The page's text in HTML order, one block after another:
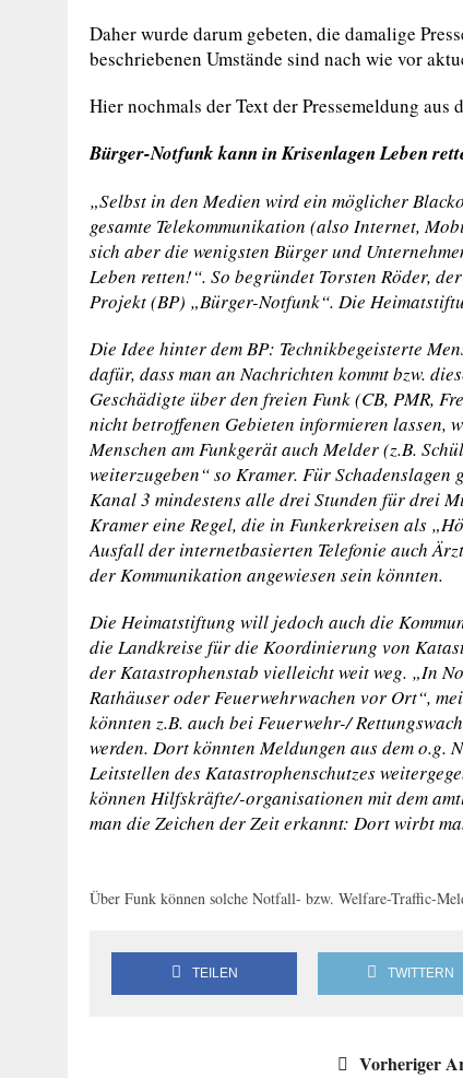
Daher wurde darum gebeten, die damalige
beschriebenen Umstände sind nach wie vor
Hier nochmals der Text der Pressemeldung
Bürger-Notfunk kann in Krisenlagen Leben
„Selbst in den Medien wird ein möglicher
gesamte Telekommunikation (also Internet,
sich aber die wenigsten Bürger und
Leben retten!“. So begründet Torsten Röder,
Projekt (BP) „Bürger-Notfunk“. Die
Die Idee hinter dem BP: Technikbegeisterte
dafür, dass man an Nachrichten kommt bzw.
Geschädigte über den freien Funk (CB, PMR,
nicht betroffenen Gebieten informieren lassen,
Menschen am Funkgerät auch Melder (z.B.
weiterzugeben“ so Kramer. Für Schadenslagen
Kanal 3 mindestens alle drei Stunden für drei
Kramer eine Regel, die in Funkerkreisen als
Ausfall der internetbasierten Telefonie auch
der Kommunikation angewiesen sein könnten.
Die Heimatstiftung will jedoch auch die
die Landkreise für die Koordinierung von
der Katastrophenstab vielleicht weit weg. „In
Rathäuser oder Feuerwehrwachen vor Ort“,
könnten z.B. auch bei Feuerwehr-/
werden. Dort könnten Meldungen aus dem o.g.
Leitstellen des Katastrophenschutzes
können Hilfskräfte/-organisationen mit dem
man die Zeichen der Zeit erkannt: Dort wirbt
Über Funk können solche Notfall- bzw. Welfare-Traffic-
TEILEN TWITTERN
Vorheriger